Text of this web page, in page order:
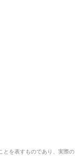
とを表すものであり、実際の